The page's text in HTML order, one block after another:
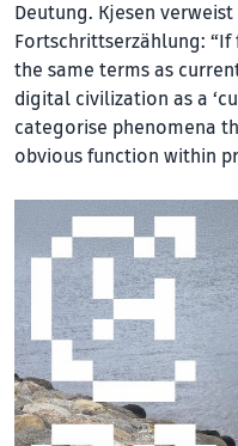
Deutung. Kjesen
Fortschrittserzählung:
the same terms as
digital civilization as a
categorise phenomena
obvious function within